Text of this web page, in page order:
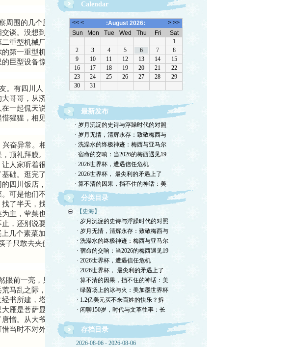
周围的几个旅客。只见
谈。没想到在这里居
重型机械厂子弟校的
第一重型机械厂都是
巨型设备惊叹不已。
。有四川人，北京人，
哥哥，从济南坐车到
一起侃天说地，聊半
猩猩，相见恨晚。
奋异常。相较于我，
顶礼拜膜。唯一美中
人家听着很吃力，有
础。逛完了自由市
四川饭店，很多是羊
可是他们不喜欢吃锅
了半天，找到一家南
主，荤菜也有，是红
，还别说要送入嘴
几个素菜加上肥肠，
子只敢去夹便宜的白菜
眼前一亮，见到一座七
马乱之际，老人仍然
书所建，塔式仿照印
雁是菩萨显灵，故名
憎。从大爷的口中得
当时不对外开放，只
Calendar
最新发布
· 岁月沉淀的史诗与浮躁时代的对照
· 岁月无情，清辉永存：致敬梅西与
· 洗澡水的终极神迹：梅西与亚马尔
· 宿命的交响：当2026的梅西遇见19
· 2026世界杯，遭遇信任危机
· 2026世界杯， 最尖利的矛遇上了
· 算不清的因果，挡不住的神话：美
分类目录
【史海】
· 岁月沉淀的史诗与浮躁时代的对照
· 岁月无情，清辉永存：致敬梅西与
· 洗澡水的终极神迹：梅西与亚马尔
· 宿命的交响：当2026的梅西遇见19
· 2026世界杯，遭遇信任危机
· 2026世界杯， 最尖利的矛遇上了
· 算不清的因果，挡不住的神话：美
· 绿茵场上的冰与火：美加墨世界杯
· 1.2亿美元买不来百姓的快乐？拆
· 闲聊150岁，时代与文革往事：长
存档目录
2026-08-06 - 2026-08-06